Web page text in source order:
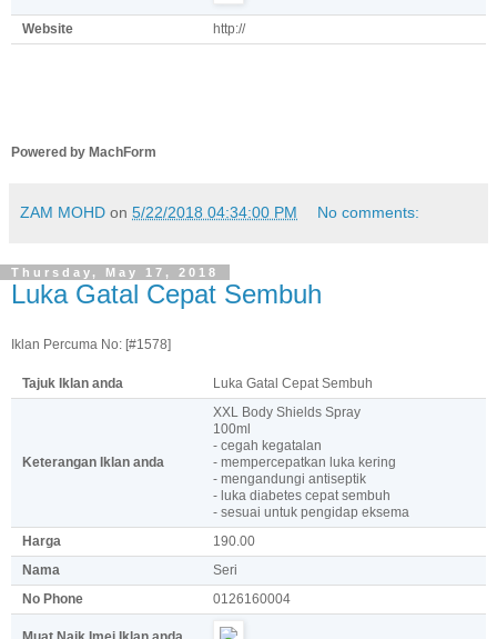
Website http://
Powered by MachForm
ZAM MOHD on 5/22/2018 04:34:00 PM No comments:
Thursday, May 17, 2018
Luka Gatal Cepat Sembuh
Iklan Percuma No: [#1578]
Tajuk Iklan anda Luka Gatal Cepat Sembuh
Keterangan Iklan anda
XXL Body Shields Spray
100ml
- cegah kegatalan
- mempercepatkan luka kering
- mengandungi antiseptik
- luka diabetes cepat sembuh
- sesuai untuk pengidap eksema
Harga
190.00
Nama
Seri
No Phone
0126160004